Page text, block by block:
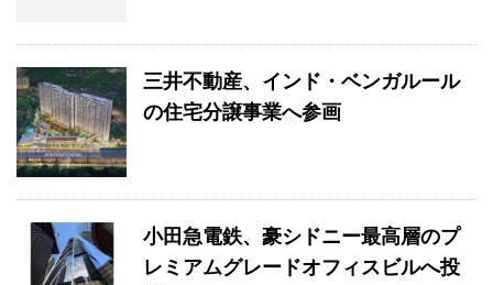
三井不動産、インド・ベンガルール
の住宅分譲事業へ参画
小田急電鉄、豪シドニー最高層のプ
レミアムグレードオフィスビルへ投